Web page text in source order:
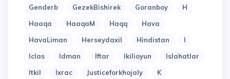
Genderb
GezekBishirek Goranboy
H
Haaqa
HaaqaM Haqq
Hava
HavaLiman
Herseydaxil Hindistan
I
Iclas
Idman Iftar Ikilioyun
Islahatlar
Itkil
Ixrac Justiceforkhojaly
K